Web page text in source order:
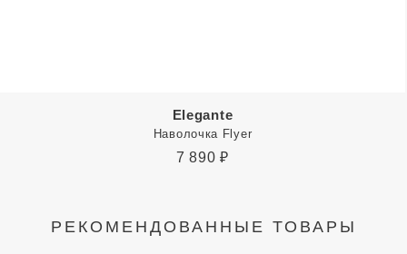
Elegante
Наволочка Flyer
7 890 ₽
РЕКОМЕНДОВАННЫЕ ТОВАРЫ